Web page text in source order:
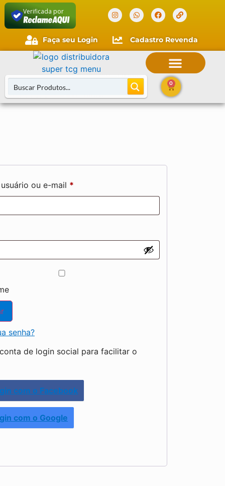
Verificada por
Faça seu Login Cadastro Revenda
0
ou e-mail *
senha?
de login social para facilitar o
com o Facebook
com o Google